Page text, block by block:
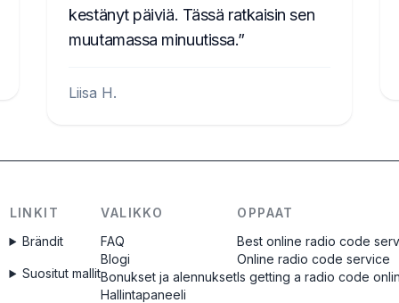
kestänyt päiviä. Tässä ratkaisin sen
muutamassa minuutissa.
Liisa H.
LINKIT
Brändit
Suositut mallit
VALIKKO
FAQ
Blogi
Bonukset ja alennukset
Hallintapaneeli
OPPAAT
Best online radio code
Online radio code service
Is getting a radio code